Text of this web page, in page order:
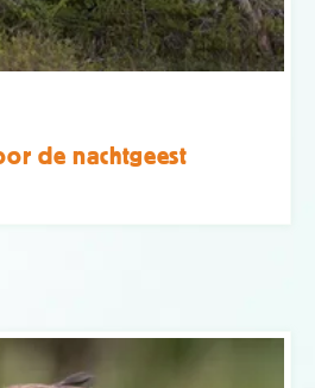
de nachtgeest